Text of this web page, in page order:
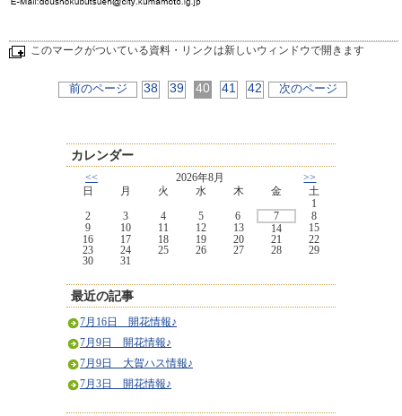
このマークがついている資料・リンクは新しいウィンドウで開きます
前のページ 38 39 40 41 42 次のページ
カレンダー
<< 2026年8月
>>
日
月 火 水 木 金
土
1
2
3 4 5 6 7
8
9
10 11 12 13 14
15
16
17 18 19 20 21
22
23
24 25 26 27 28
29
30
31
最近の記事
7月16日 開花情報♪
7月9日 開花情報♪
7月9日 大賀ハス情報♪
7月3日 開花情報♪